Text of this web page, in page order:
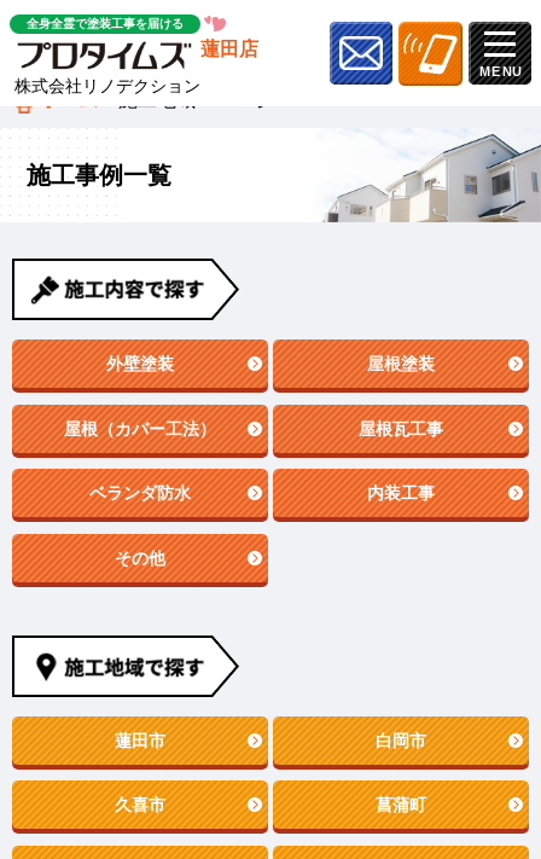
全身全霊で塗装工事を届ける
蓮田店
株式会社リノデクション
ホーム » 施工地域
施工事例一覧
外壁塗装 屋根塗装
屋根（カバー工法） 屋根瓦工事
ベランダ防水 内装工事
その他
蓮田市 白岡市
久喜市 菖蒲町